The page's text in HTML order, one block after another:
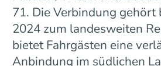
71. Die Verbindung gehört
2024 zum landesweiten
bietet Fahrgästen eine
Anbindung im südlichen